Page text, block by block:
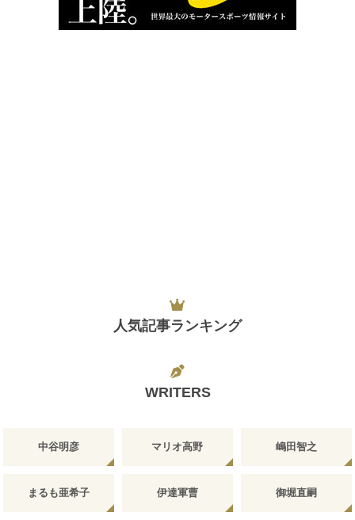
人気記事ランキング
WRITERS
中谷明彦 マリオ高野 嶋田智之
まるも亜希子 伊達軍曹 御堀直嗣